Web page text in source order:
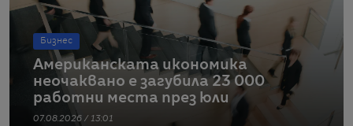
Бизнес
Американската икономика
неочаквано е загубила 23 000
работни места през юли
07.08.2026 / 13:01